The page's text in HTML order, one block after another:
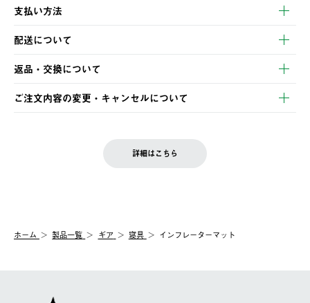
支払い方法
以下のいずれかの方法でお支払いいただけます。
・クレジットカード決済
・コンビニ決済
・Pay-easy決済
配送について
【発送スケジュール】
ご注文・ご入金完了より2営業日以内に商品を発送いたします。
土日祝の発送はございませんので、木曜日以降のご注文は週明け
の発送となる場合がございます。
【配送業者】
佐川急便にて配送されます。
返品・交換について
※お客様都合の場合
お客様都合の返品にかかる送料は、お客様ご負担とさせていただ
一度お手元の商品を返品いただき、ご希望商品を再注文してくだ
ご注文内容の変更・キャンセルについて
LOGOS FAMILY会員の方は、会員マイページ内 購入履歴画面に
詳細はこちら
ホーム 製品一覧 ギア 寝具 インフレーターマット